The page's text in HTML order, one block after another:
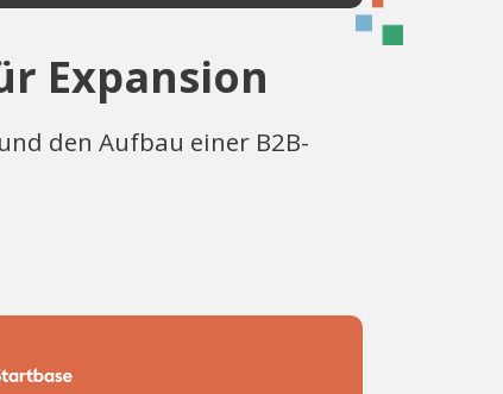
Expansion
den Aufbau einer B2B-